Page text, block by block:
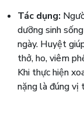
Tác dụng:
dưỡng sinh
ngày. Huyệt
thở, ho, viêm
Khi thực hiện
nặng là đúng vị